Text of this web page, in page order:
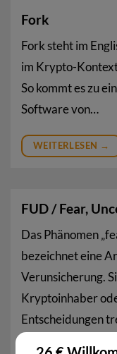
Fork
Fork steht im
im Krypto-
So kommt es zu
Software von…
WEITERLESEN →
FUD / Fear,
Das Phänomen
bezeichnet eine
Verunsicherung.
Kryptoinhaber
Entscheidungen